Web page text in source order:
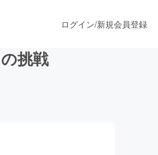
ログイン/新規会員登録
挑戦